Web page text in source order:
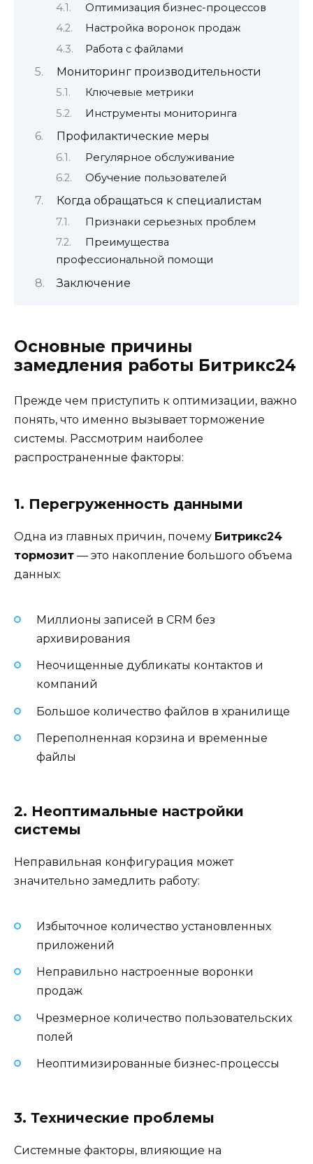
Оптимизация бизнес-процессов
Настройка воронок продаж
Работа с файлами
Мониторинг производительности
Ключевые метрики
Инструменты мониторинга
Профилактические меры
Регулярное обслуживание
Обучение пользователей
Когда обращаться к специалистам
Признаки серьезных проблем
Преимущества
профессиональной помощи
Заключение
Основные причины
замедления работы Битрикс24
Прежде чем приступить к оптимизации, важно
понять, что именно вызывает торможение
системы. Рассмотрим наиболее
распространенные факторы:
1. Перегруженность данными
Одна из главных причин, почему Битрикс24
тормозит — это накопление большого объема
данных:
Миллионы записей в CRM без
архивирования
Неочищенные дубликаты контактов и
компаний
Большое количество файлов в хранилище
Переполненная корзина и временные
файлы
2. Неоптимальные настройки
системы
Неправильная конфигурация может
значительно замедлить работу:
Избыточное количество установленных
приложений
Неправильно настроенные воронки
продаж
Чрезмерное количество пользовательских
полей
Неоптимизированные бизнес-процессы
3. Технические проблемы
Системные факторы, влияющие на